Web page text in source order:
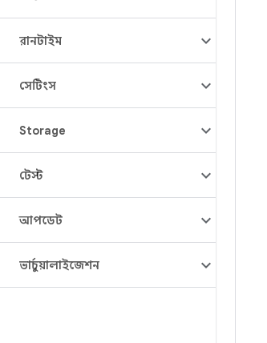
রানটাইম
সেটিংস
Storage
টেস্ট
আপডেট
ভার্চুয়ালাইজেশন